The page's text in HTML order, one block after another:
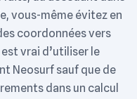
vous-même évitez en
coordonnées vers
est vrai d’utiliser le
Neosurf sauf que de
dans un calcul